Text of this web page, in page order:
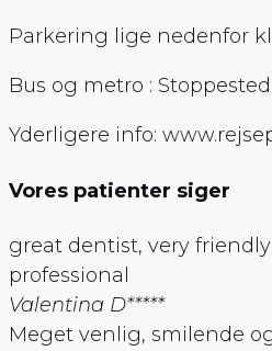
Parkering lige nedenfor
Bus og metro :
Yderligere info:
Vores patienter siger
great dentist, very
professional
Valentina D*****
Meget venlig, smilende